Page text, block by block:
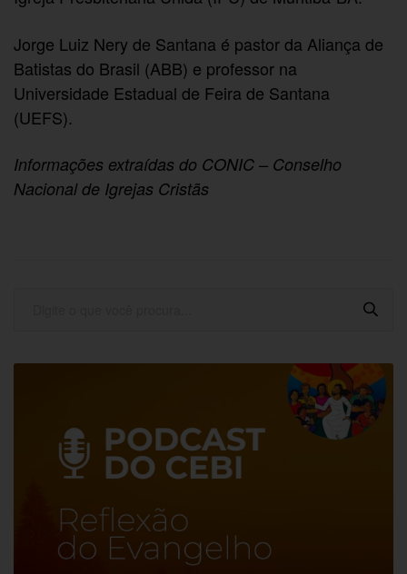
Jorge Luiz Nery de Santana é pastor da Aliança de
Batistas do Brasil (ABB) e professor na
Universidade Estadual de Feira de Santana
(UEFS).
Informações extraídas do CONIC – Conselho
Nacional de Igrejas Cristãs